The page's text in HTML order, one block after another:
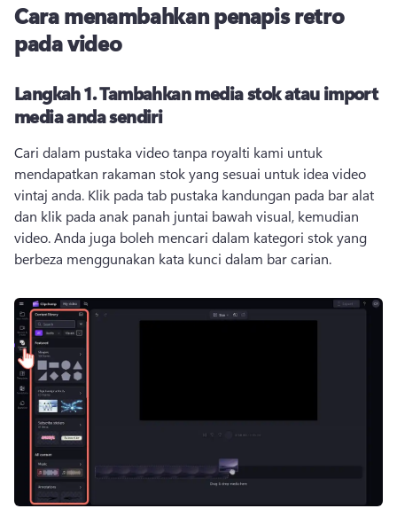
Cara menambahkan penapis retro
pada video
Langkah 1. Tambahkan media stok atau import
media anda sendiri
Cari dalam pustaka video tanpa royalti kami untuk
mendapatkan rakaman stok yang sesuai untuk idea video
vintaj anda. Klik pada tab pustaka kandungan pada bar alat
dan klik pada anak panah juntai bawah visual, kemudian
video. Anda juga boleh mencari dalam kategori stok yang
berbeza menggunakan kata kunci dalam bar carian.